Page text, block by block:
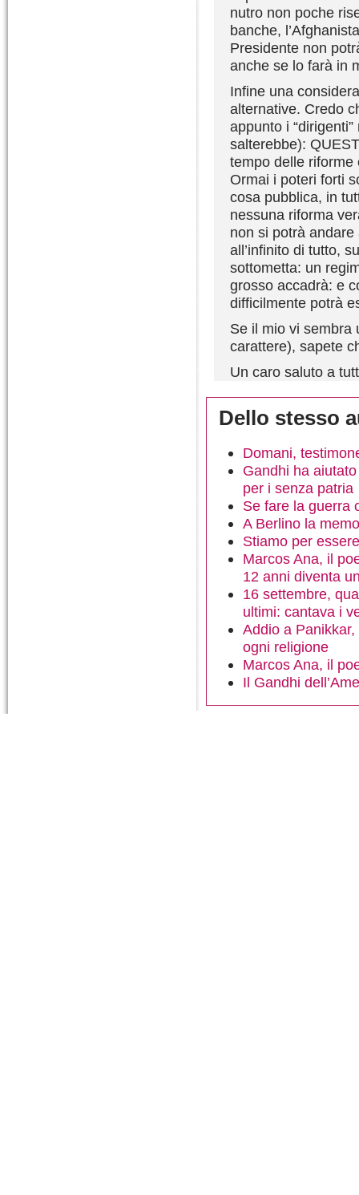
nutro non poche
banche,
Presidente non
anche se lo farà in
Infine una
alternative. Credo
appunto i
salterebbe):
tempo delle riforme
Ormai i poteri forti
cosa pubblica, in
nessuna riforma
non si potrà
all’infinito di tutto,
sottometta: un
grosso accadrà: e
difficilmente potrà
Se il mio vi sembra
carattere), sapete
Un caro saluto a
Dello stesso
Domani,
Gandhi ha
per i senza patria
Se fare la guerra
A Berlino la
Stiamo per
Marcos Ana, il
12 anni diventa
16 settembre,
ultimi: cantava i
Addio a
ogni religione
Marcos Ana, il
Il Gandhi